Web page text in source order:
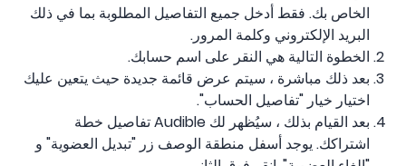
الخاص بك. فقط أدخل جميع التفاصيل المطلوبة بما في ذلك
البريد الإلكتروني وكلمة المرور.
الخطوة التالية هي النقر على اسم حسابك.
بعد ذلك مباشرة ، سيتم عرض قائمة جديدة حيث يتعين عليك
اختيار خيار "تفاصيل الحساب".
بعد القيام بذلك ، سيُظهر لك Audible تفاصيل خطة
اشتراكك. يوجد أسفل منطقة الوصف زر "تبديل العضوية" و